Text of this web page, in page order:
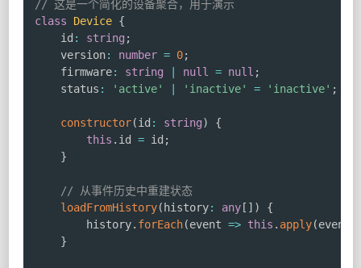
// 这是一个简化的设备聚合，用于演示
class
Device {
    id
: string ;
    version
: number = 0;
    firmware
: string null = null ;
    status
: 'active' 'inactive' = 'inactive' ;
constructor(id : string)
{
this . id = id ;
}
// 从事件历史中重建状态
loadFromHistory( history: any[ ] )
{
        history
. forEach(event => this . apply(event
}